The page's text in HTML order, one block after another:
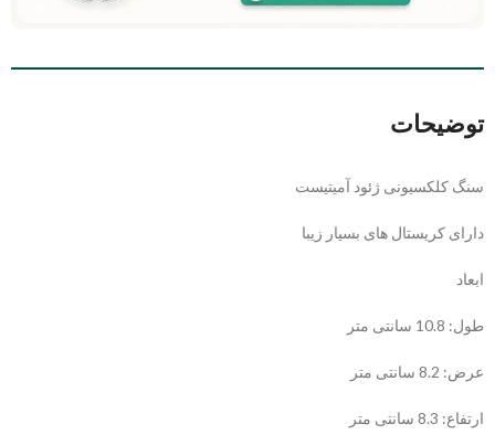
توضیحات
سنگ کلکسیونی ژئود آمیتیست
دارای کریستال های بسیار زیبا
ابعاد
طول: 10.8 سانتی متر
عرض: 8.2 سانتی متر
ارتفاع: 8.3 سانتی متر